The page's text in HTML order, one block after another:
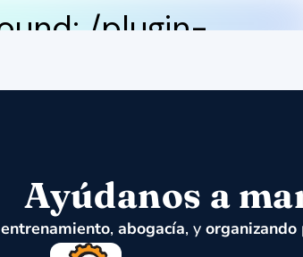
Ayúdanos a
entrenamiento, abogacía, y organizando